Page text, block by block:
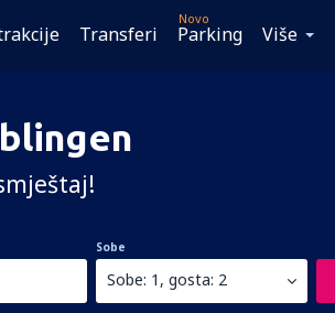
Transferi
Novo
Parking Više
Sobe
Sobe: 1, gosta: 2